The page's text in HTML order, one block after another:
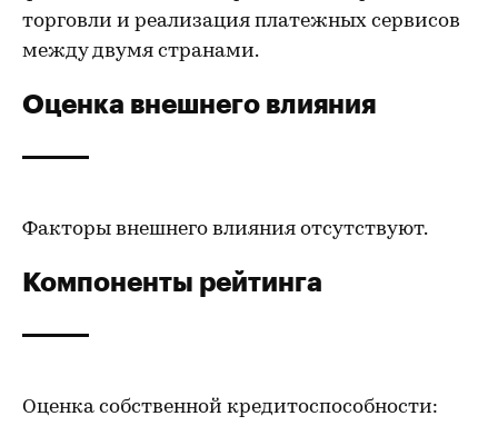
торговли и реализация платежных сервисов
между двумя странами.
Оценка внешнего влияния
Факторы внешнего влияния отсутствуют.
Компоненты рейтинга
Оценка собственной кредитоспособности: